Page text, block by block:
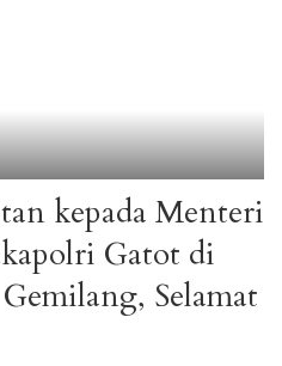
kepada Menteri
Gatot di
Selamat